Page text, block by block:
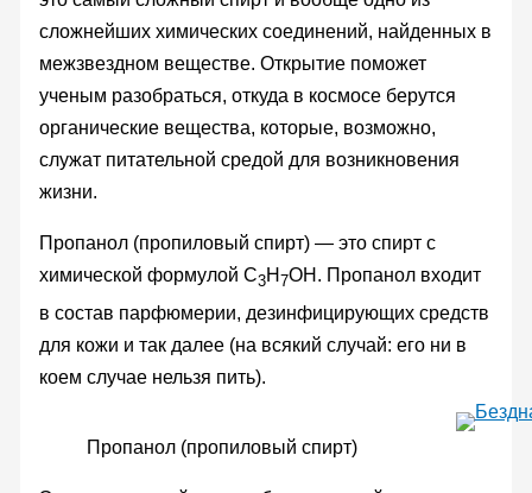
сложнейших химических соединений, найденных в
межзвездном веществе. Открытие поможет
ученым разобраться, откуда в космосе берутся
органические вещества, которые, возможно,
служат питательной средой для возникновения
жизни.
Пропанол (пропиловый спирт) — это спирт с
химической формулой C3H 7OH. Пропанол входит
в состав парфюмерии, дезинфицирующих средств
для кожи и так далее (на всякий случай: его ни в
коем случае нельзя пить).
Пропанол (пропиловый спирт)